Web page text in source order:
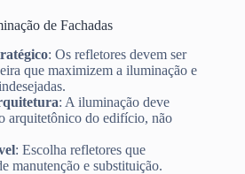
de Fachadas
: Os refletores devem ser
que maximizem a iluminação e
: A iluminação deve
arquitetônico do edifício, não
: Escolha refletores que
manutenção e substituição.